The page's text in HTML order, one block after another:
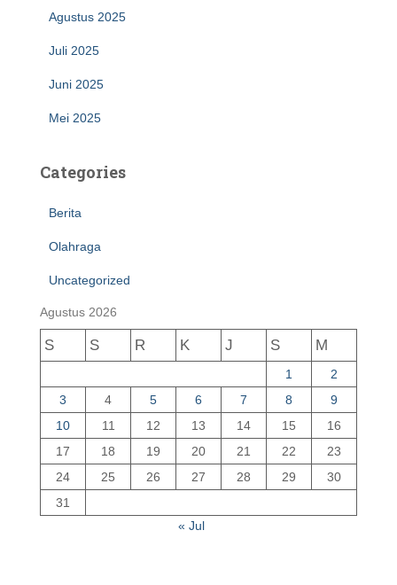
Agustus 2025
Juli 2025
Juni 2025
Mei 2025
Categories
Berita
Olahraga
Uncategorized
Agustus 2026
S S R K J S M
1
2
3
4 5 6 7 8
9
10
11 12 13 14 15
16
17
18 19 20 21 22
23
24
25 26 27 28 29
30
31
« Jul